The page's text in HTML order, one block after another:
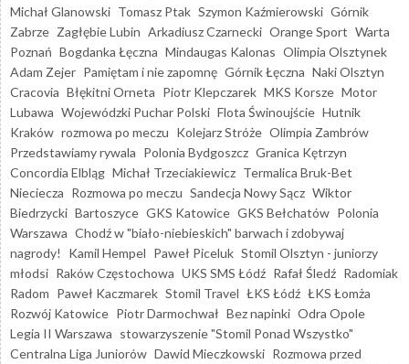
Michał Glanowski Tomasz Ptak Szymon Kaźmierowski Górnik
Zabrze Zagłębie Lubin Arkadiusz Czarnecki Orange Sport Warta
Poznań Bogdanka Łęczna Mindaugas Kalonas Olimpia Olsztynek
Adam Zejer Pamiętam i nie zapomnę Górnik Łęczna Naki Olsztyn
Cracovia Błękitni Orneta Piotr Klepczarek MKS Korsze Motor
Lubawa Wojewódzki Puchar Polski Flota Świnoujście Hutnik
Kraków rozmowa po meczu Kolejarz Stróże Olimpia Zambrów
Przedstawiamy rywala Polonia Bydgoszcz Granica Kętrzyn
Concordia Elbląg Michał Trzeciakiewicz Termalica Bruk-Bet
Nieciecza Rozmowa po meczu Sandecja Nowy Sącz Wiktor
Biedrzycki Bartoszyce GKS Katowice GKS Bełchatów Polonia
Warszawa Chodź w "biało-niebieskich" barwach i zdobywaj
nagrody!
Kamil Hempel Paweł Piceluk Stomil Olsztyn - juniorzy
młodsi Raków Częstochowa UKS SMS Łódź Rafał Śledź Radomiak
Radom Paweł Kaczmarek Stomil Travel ŁKS Łódź ŁKS Łomża
Rozwój Katowice Piotr Darmochwał Bez napinki Odra Opole
Legia II Warszawa stowarzyszenie "Stomil Ponad Wszystko"
Centralna Liga Juniorów Dawid Mieczkowski Rozmowa przed